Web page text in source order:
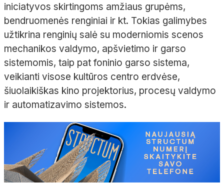
iniciatyvos skirtingoms amžiaus grupėms,
bendruomenės renginiai ir kt. Tokias galimybes
užtikrina renginių salė su moderniomis scenos
mechanikos valdymo, apšvietimo ir garso
sistemomis, taip pat foninio garso sistema,
veikianti visose kultūros centro erdvėse,
šiuolaikiškas kino projektorius, procesų valdymo
ir automatizavimo sistemos.